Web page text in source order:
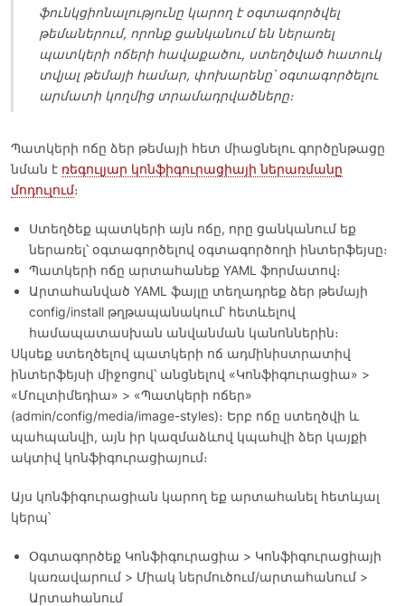
ֆունկցիոնալությունը կարող է օգտագործվել
թեմաներում, որոնք ցանկանում են ներառել
պատկերի ոճերի հավաքածու, ստեղծված հատուկ
տվյալ թեմայի համար, փոխարենը՝ օգտագործելու
արմատի կողմից տրամադրվածները։
Պատկերի ոճը ձեր թեմայի հետ միացնելու գործընթացը
նման է ռեգուլյար կոնֆիգուրացիայի ներառմանը
մոդուլում։
Ստեղծեք պատկերի այն ոճը, որը ցանկանում եք
ներառել՝ օգտագործելով օգտագործողի ինտերֆեյսը։
Պատկերի ոճը արտահանեք YAML ֆորմատով։
Արտահանված YAML ֆայլը տեղադրեք ձեր թեմայի
config/install թղթապանակում՝ հետևելով
համապատասխան անվանման կանոններին։
Սկսեք ստեղծելով պատկերի ոճ ադմինիստրատիվ
ինտերֆեյսի միջոցով՝ անցնելով «Կոնֆիգուրացիա» >
«Մուլտիմեդիա» > «Պատկերի ոճեր»
(admin/config/media/image-styles)։ Երբ ոճը ստեղծվի և
պահպանվի, այն իր կազմաձևով կպահվի ձեր կայքի
ակտիվ կոնֆիգուրացիայում։
Այս կոնֆիգուրացիան կարող եք արտահանել հետևյալ
կերպ՝
Օգտագործեք Կոնֆիգուրացիա > Կոնֆիգուրացիայի
կառավարում > Միակ ներմուծում/արտահանում >
Արտահանում